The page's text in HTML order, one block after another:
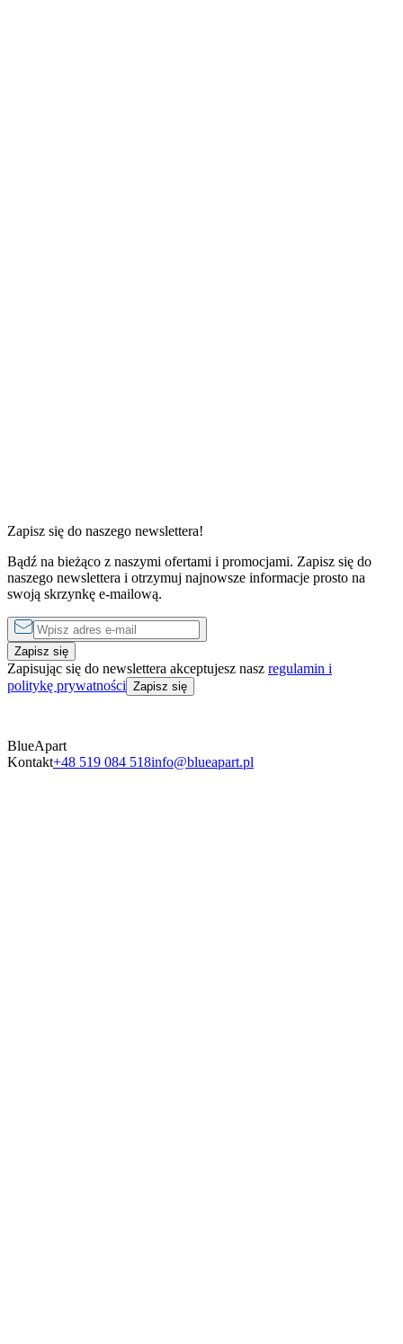
od 490 złdo1750 złza noc
Zapisz się do naszego newslettera!
Bądź na bieżąco z naszymi ofertami i promocjami. Zapisz się do
naszego newslettera i otrzymuj najnowsze informacje prosto na
swoją skrzynkę e-mailową.
Zapisz się
Zapisując się do newslettera akceptujesz nasz regulamin i
politykę prywatności Zapisz się
BlueApart
Kontakt+48 519 084 518info@blueapart.pl